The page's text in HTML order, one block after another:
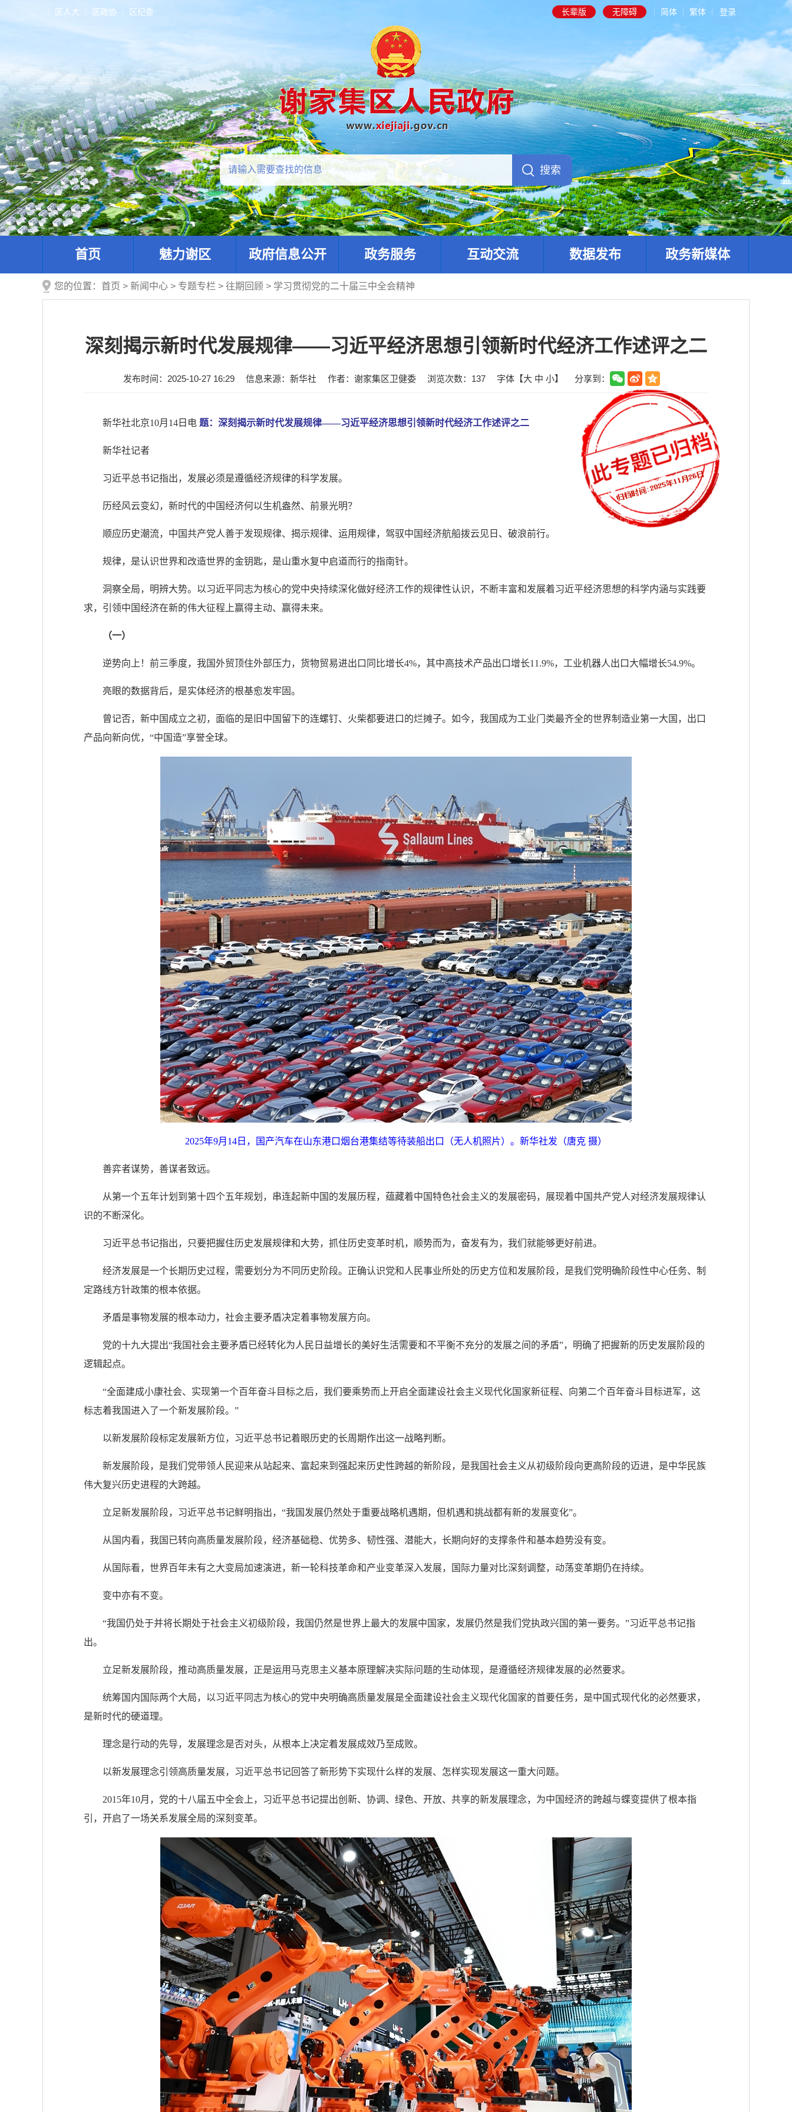
区人大 区政协 区纪委 长辈版 无障碍 简体 繁体 登录
首页 魅力谢区 政府信息公开 政务服务 互动交流 数据发布 政务新媒体
您的位置： 首页 > 新闻中心 > 专题专栏 > 往期回顾 > 学习贯彻党的二十届三中全会精神
深刻揭示新时代发展规律——习近平经济思想引领新时代经济工作述评之二
发布时间：2025-10-27 16:29 信息来源：新华社 作者：谢家集区卫健委 浏览次数： 137 字体【大 中 小】 分享到：
新华社北京10月14日电 题：深刻揭示新时代发展规律——习近平经济思想引领新时代经济工作述评之二
新华社记者
习近平总书记指出，发展必须是遵循经济规律的科学发展。
历经风云变幻，新时代的中国经济何以生机盎然、前景光明？
顺应历史潮流，中国共产党人善于发现规律、揭示规律、运用规律，驾驭中国经济航船拨云见日、破浪前行。
规律，是认识世界和改造世界的金钥匙，是山重水复中启道而行的指南针。
洞察全局，明辨大势。以习近平同志为核心的党中央持续深化做好经济工作的规律性认识，不断丰富和发展着习近平经济思想的科学内涵与实践要
求，引领中国经济在新的伟大征程上赢得主动、赢得未来。
（一）
逆势向上！前三季度，我国外贸顶住外部压力，货物贸易进出口同比增长4%，其中高技术产品出口增长11.9%，工业机器人出口大幅增长54.9%。
亮眼的数据背后，是实体经济的根基愈发牢固。
曾记否，新中国成立之初，面临的是旧中国留下的连螺钉、火柴都要进口的烂摊子。如今，我国成为工业门类最齐全的世界制造业第一大国，出口
产品向新向优，“中国造”享誉全球。
2025年9月14日，国产汽车在山东港口烟台港集结等待装船出口（无人机照片）。新华社发（唐克 摄）
善弈者谋势，善谋者致远。
从第一个五年计划到第十四个五年规划，串连起新中国的发展历程，蕴藏着中国特色社会主义的发展密码，展现着中国共产党人对经济发展规律认
识的不断深化。
习近平总书记指出，只要把握住历史发展规律和大势，抓住历史变革时机，顺势而为，奋发有为，我们就能够更好前进。
经济发展是一个长期历史过程，需要划分为不同历史阶段。正确认识党和人民事业所处的历史方位和发展阶段，是我们党明确阶段性中心任务、制
定路线方针政策的根本依据。
矛盾是事物发展的根本动力，社会主要矛盾决定着事物发展方向。
党的十九大提出“我国社会主要矛盾已经转化为人民日益增长的美好生活需要和不平衡不充分的发展之间的矛盾”，明确了把握新的历史发展阶段的
逻辑起点。
“全面建成小康社会、实现第一个百年奋斗目标之后，我们要乘势而上开启全面建设社会主义现代化国家新征程、向第二个百年奋斗目标进军，这
标志着我国进入了一个新发展阶段。”
以新发展阶段标定发展新方位，习近平总书记着眼历史的长周期作出这一战略判断。
新发展阶段，是我们党带领人民迎来从站起来、富起来到强起来历史性跨越的新阶段，是我国社会主义从初级阶段向更高阶段的迈进，是中华民族
伟大复兴历史进程的大跨越。
立足新发展阶段，习近平总书记鲜明指出，“我国发展仍然处于重要战略机遇期，但机遇和挑战都有新的发展变化”。
从国内看，我国已转向高质量发展阶段，经济基础稳、优势多、韧性强、潜能大，长期向好的支撑条件和基本趋势没有变。
从国际看，世界百年未有之大变局加速演进，新一轮科技革命和产业变革深入发展，国际力量对比深刻调整，动荡变革期仍在持续。
变中亦有不变。
“我国仍处于并将长期处于社会主义初级阶段，我国仍然是世界上最大的发展中国家，发展仍然是我们党执政兴国的第一要务。”习近平总书记指
出。
立足新发展阶段，推动高质量发展，正是运用马克思主义基本原理解决实际问题的生动体现，是遵循经济规律发展的必然要求。
统筹国内国际两个大局，以习近平同志为核心的党中央明确高质量发展是全面建设社会主义现代化国家的首要任务，是中国式现代化的必然要求，
是新时代的硬道理。
理念是行动的先导，发展理念是否对头，从根本上决定着发展成效乃至成败。
以新发展理念引领高质量发展，习近平总书记回答了新形势下实现什么样的发展、怎样实现发展这一重大问题。
2015年10月，党的十八届五中全会上，习近平总书记提出创新、协调、绿色、开放、共享的新发展理念，为中国经济的跨越与蝶变提供了根本指
引，开启了一场关系发展全局的深刻变革。